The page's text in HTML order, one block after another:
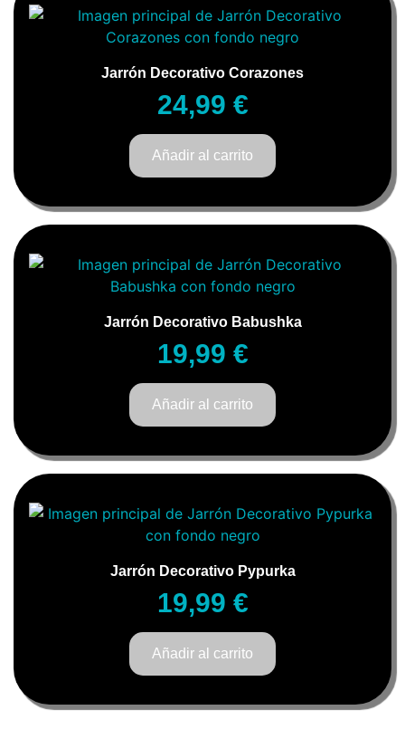
Jarrón Decorativo Corazones
24,99 €
Añadir al carrito
Jarrón Decorativo Babushka
19,99 €
Añadir al carrito
Jarrón Decorativo Pypurka
19,99 €
Añadir al carrito